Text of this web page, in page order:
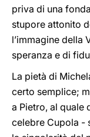
priva di una
stupore attonito
l’immagine della
speranza e di
La pietà di
certo semplice;
a Pietro, al quale
celebre Cupola -